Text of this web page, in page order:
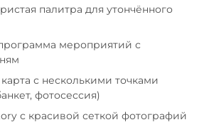
палитра для утончённого
мероприятий с
с несколькими точками
фотосессия)
с красивой сеткой фотографий